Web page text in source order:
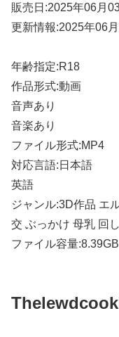
販売日:2025年06月
更新情報:2025年06
年齢指定:R18
作品形式:動画
音声あり
音楽あり
ファイル形式:MP4
対応言語:日本語
英語
ジャンル:3D作品 エ
交 ぶっかけ 母乳 回し
ファイル容量:8.39GB